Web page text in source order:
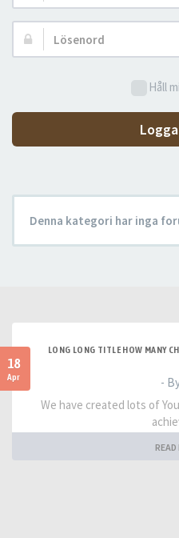
Lösenord:
Håll
Denna kategori har inga
18
Apr
LONG LONG TITLE HOW MANY
-
We have created lots of